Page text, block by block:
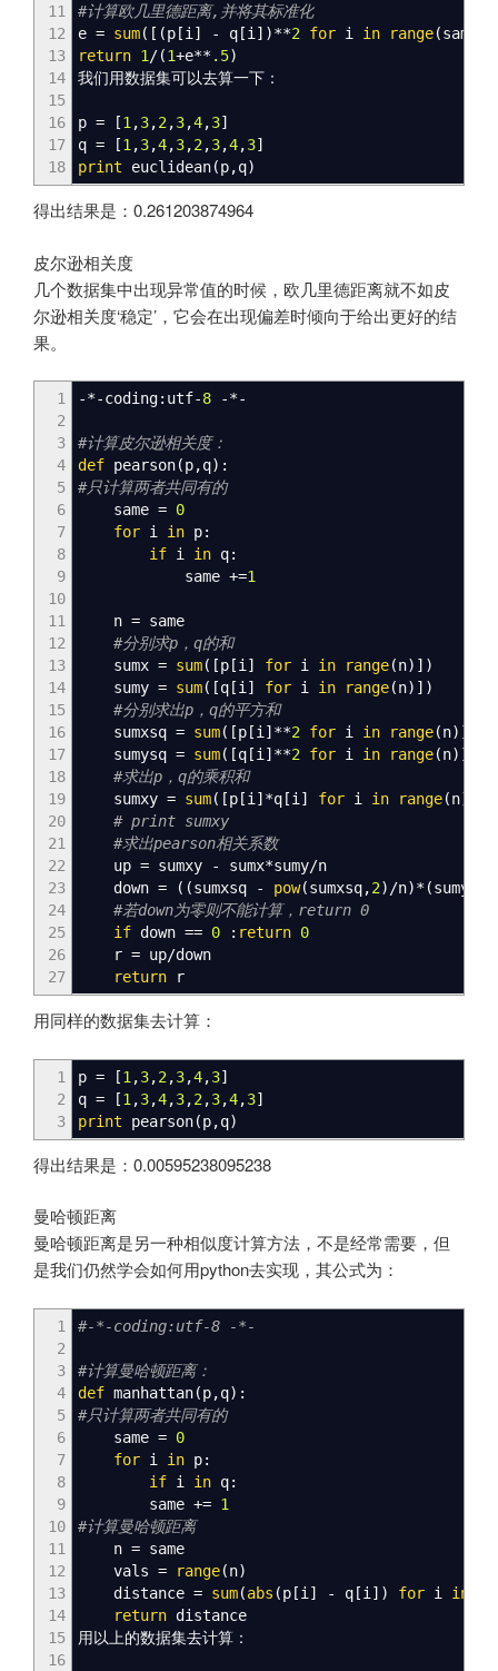
11
12
13
14
15
16
17
18
#计算欧几里德距离,并将其标准化
e = sum( [ (p [i] - q [i] )**2 for i in range(same
return 1/(1+e** .5)
我们用数据集可以去算一下：
p = [1,3,2,3,4,3]
q = [1,3,4,3,2,3,4,3]
print euclidean(p,q)
得出结果是：0.261203874964
皮尔逊相关度
几个数据集中出现异常值的时候，欧几里德距离就不如皮
尔逊相关度‘稳定’，它会在出现偏差时倾向于给出更好的结
果。
1
2
3
4
5
6
7
8
9
10
11
12
13
14
15
16
17
18
19
20
21
22
23
24
25
26
27
-*-coding:utf-8 -*-
#计算皮尔逊相关度：
def pearson(p,q) :
#只计算两者共同有的
same = 0
for i in p:
if i in q:
same +=1
n = same
#分别求p，q的和
sumx = sum( [p [i] for i in range(n) ] )
sumy = sum( [q [i] for i in range(n) ] )
#分别求出p，q的平方和
sumxsq = sum( [p [i] **2 for i in range(n) ]
sumysq = sum( [q [i] **2 for i in range(n) ]
#求出p，q的乘积和
sumxy = sum( [p [i] *q [i] for i in range(n)
# print sumxy
#求出pearson相关系数
up = sumxy - sumx*sumy/n
down = ( (sumxsq - pow(sumxsq,2)/n)* (
#若down为零则不能计算，return 0
if down == 0 : return 0
r = up/down
return r
用同样的数据集去计算：
1
2
3
p = [1 ,3,2 ,3,4,3]
q = [1 ,3,4,3,2 ,3,4,3]
print pearson(p,q)
得出结果是：0.00595238095238
曼哈顿距离
曼哈顿距离是另一种相似度计算方法，不是经常需要，但
是我们仍然学会如何用python去实现，其公式为：
1
2
3
4
5
6
7
8
9
10
11
12
13
14
15
16
#-*-coding:utf-8 -*-
#计算曼哈顿距离：
def manhattan(p,q) :
#只计算两者共同有的
same = 0
for i in p:
if i in q:
same += 1
#计算曼哈顿距离
n = same
vals = range(n)
distance = sum(abs (p [i ] - q [i ] ) for i in
return distance
用以上的数据集去计算：